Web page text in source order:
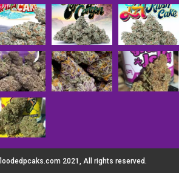
2021, All rights reserved.